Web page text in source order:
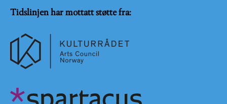
Tidslinjen har mottatt støtte fra: